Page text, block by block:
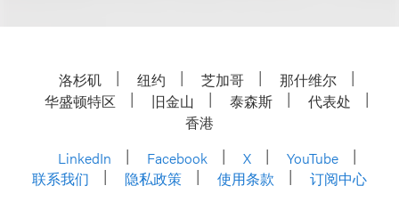
洛杉矶 纽约 芝加哥
那什维尔
华盛顿特区
旧金山 泰森斯
代表处
香港
LinkedIn
Facebook X
YouTube
联系我们
隐私政策 使用条款 订阅中心